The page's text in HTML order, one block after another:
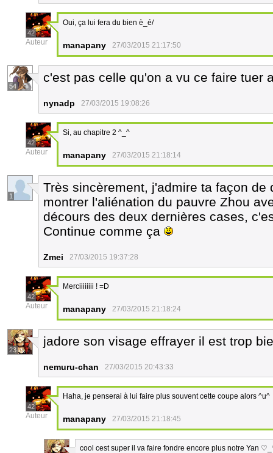
42
Auteur
Oui, ça lui fera du bien è_é/
manapany 27/03/2015 21:17:50
54
c'est pas celle qu'on a vu ce faire tuer
nynadp 27/03/2015 19:08:26
42
Auteur
Si, au chapitre 2 ^_^
manapany 27/03/2015 21:18:14
1
Très sincèrement, j'admire ta façon
montrer l'aliénation du pauvre Zhou
décours des deux dernières cases,
Continue comme ça
Zmei 27/03/2015 19:37:28
42
Auteur
Merciiiiiiii ! =D
manapany 27/03/2015 21:18:24
23
jadore son visage effrayer il est trop
nemuru-chan 27/03/2015 20:43:33
42
Auteur
Haha, je penserai à lui faire plus souvent cette coupe alors ^u^
manapany 27/03/2015 21:18:45
cool cest super il va faire fondre encore plus notre Yan